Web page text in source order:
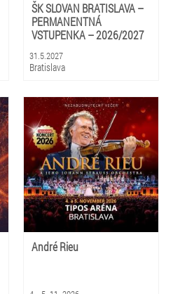
ŠK SLOVAN BRATISLAVA –
PERMANENTNÁ
VSTUPENKA – 2026/2027
31.5.2027
Bratislava
André Rieu